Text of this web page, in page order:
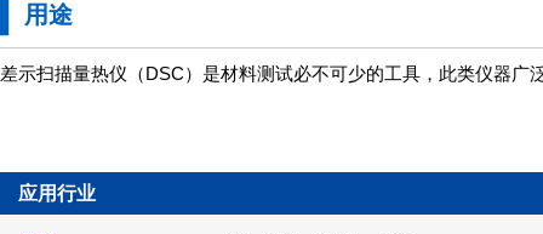
用途
差示扫描量热仪（DSC）是材料测试必不可少的工具，此类仪器广
应用行业